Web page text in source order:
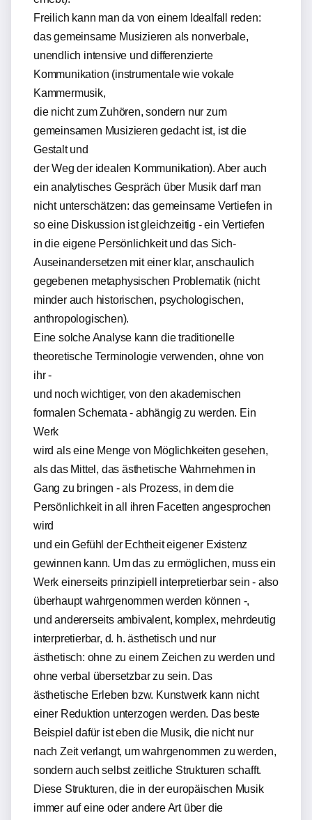
Freilich kann man da von einem Idealfall reden:
das gemeinsame Musizieren als nonverbale,
unendlich intensive und differenzierte
Kommunikation (instrumentale wie vokale
Kammermusik,
die nicht zum Zuhören, sondern nur zum
gemeinsamen Musizieren gedacht ist, ist die
Gestalt und
der Weg der idealen Kommunikation). Aber auch
ein analytisches Gespräch über Musik darf man
nicht unterschätzen: das gemeinsame Vertiefen in
so eine Diskussion ist gleichzeitig - ein Vertiefen
in die eigene Persönlichkeit und das Sich-
Auseinandersetzen mit einer klar, anschaulich
gegebenen metaphysischen Problematik (nicht
minder auch historischen, psychologischen,
anthropologischen).
Eine solche Analyse kann die traditionelle
theoretische Terminologie verwenden, ohne von
ihr -
und noch wichtiger, von den akademischen
formalen Schemata - abhängig zu werden. Ein
Werk
wird als eine Menge von Möglichkeiten gesehen,
als das Mittel, das ästhetische Wahrnehmen in
Gang zu bringen - als Prozess, in dem die
Persönlichkeit in all ihren Facetten angesprochen
wird
und ein Gefühl der Echtheit eigener Existenz
gewinnen kann. Um das zu ermöglichen, muss ein
Werk einerseits prinzipiell interpretierbar sein - also
überhaupt wahrgenommen werden können -,
und andererseits ambivalent, komplex, mehrdeutig
interpretierbar, d. h. ästhetisch und nur
ästhetisch: ohne zu einem Zeichen zu werden und
ohne verbal übersetzbar zu sein. Das
ästhetische Erleben bzw. Kunstwerk kann nicht
einer Reduktion unterzogen werden. Das beste
Beispiel dafür ist eben die Musik, die nicht nur
nach Zeit verlangt, um wahrgenommen zu werden,
sondern auch selbst zeitliche Strukturen schafft.
Diese Strukturen, die in der europäischen Musik
immer auf eine oder andere Art über die